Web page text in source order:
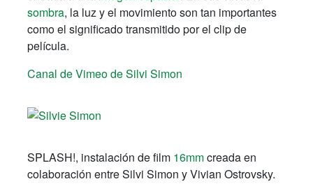
sombra, la luz y el movimiento son tan importantes
como el significado transmitido por el clip de
película.
Canal de Vimeo de Silvi Simon
SPLASH!, instalación de film 16mmcreada en
colaboración entre Silvi Simon y Vivian Ostrovsky.